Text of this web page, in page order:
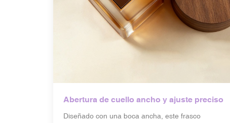
Abertura de cuello ancho y ajuste preciso
Diseñado con una boca ancha, este frasco